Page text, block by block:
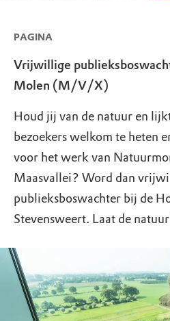
PAGINA
Vrijwillige
Molen (M/V/X)
Houd jij van de natuur en
bezoekers welkom te heten
voor het werk van
Maasvallei? Word dan
publieksboswachter bij de
Stevensweert. Laat de